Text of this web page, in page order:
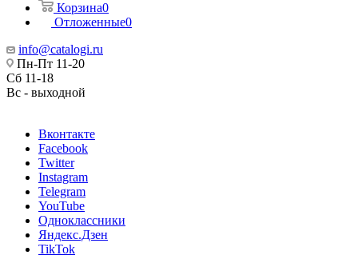
Корзина0
Отложенные0
info@catalogi.ru
Пн-Пт 11-20
Сб 11-18
Вс - выходной
Вконтакте
Facebook
Twitter
Instagram
Telegram
YouTube
Одноклассники
Яндекс.Дзен
TikTok